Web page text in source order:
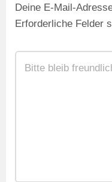
Deine E-Mail-
Erforderliche Felder